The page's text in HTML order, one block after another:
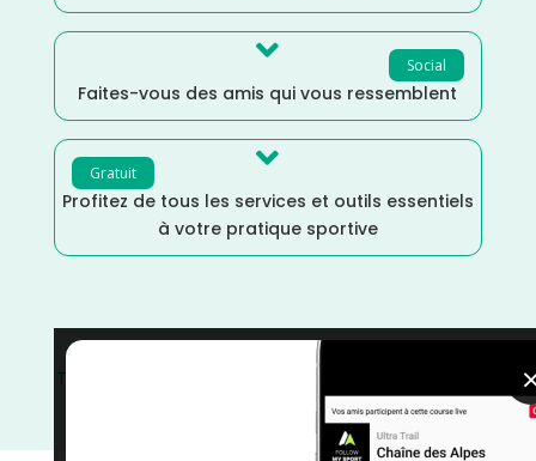
Social

Faites-vous des amis qui vous ressemblent
Gratuit 
Profitez de tous les services et outils essentiels
à votre pratique sportive
Trail
Distance Faible/Dénivelé
courses